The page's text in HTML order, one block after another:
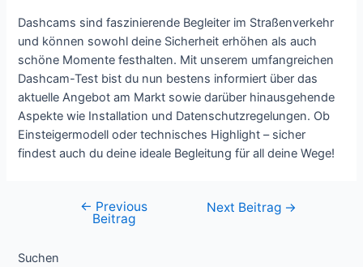
Dashcams sind faszinierende Begleiter im Straßenverkehr
und können sowohl deine Sicherheit erhöhen als auch
schöne Momente festhalten. Mit unserem umfangreichen
Dashcam-Test bist du nun bestens informiert über das
aktuelle Angebot am Markt sowie darüber hinausgehende
Aspekte wie Installation und Datenschutzregelungen. Ob
Einsteigermodell oder technisches Highlight – sicher
findest auch du deine ideale Begleitung für all deine Wege!
Beitragsnavigation
← Previous
Beitrag
Next Beitrag →
Suchen